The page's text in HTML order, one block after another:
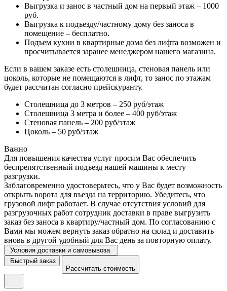
Выгрузка и занос в частный дом на первый этаж – 1000
руб.
Выгрузка к подъезду/частному дому без заноса в
помещение – бесплатно.
Подъем кухни в квартирные дома без лифта возможен и
просчитывается заранее менеджером нашего магазина.
Если в вашем заказе есть столешница, стеновая панель или
цоколь, которые не помещаются в лифт, то занос по этажам
будет рассчитан согласно прейскуранту.
Столешница до 3 метров – 250 руб/этаж
Столешница 3 метра и более – 400 руб/этаж
Стеновая панель – 200 руб/этаж
Цоколь – 50 руб/этаж
Важно
Для повышения качества услуг просим Вас обеспечить
беспрепятственный подъезд нашей машины к месту
разгрузки.
Заблаговременно удостоверьтесь, что у Вас будет возможность
открыть ворота для въезда на территорию. Убедитесь, что
грузовой лифт работает. В случае отсутствия условий для
разгрузочных работ сотрудник доставки в праве выгрузить
заказ без заноса в квартиру/частный дом. По согласованию с
Вами мы можем вернуть заказ обратно на склад и доставить
вновь в другой удобный для Вас день за повторную оплату.
Условия доставки и самовывоза
Быстрый заказ
Рассчитать стоимость